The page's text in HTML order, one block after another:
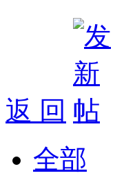
返 回
全部